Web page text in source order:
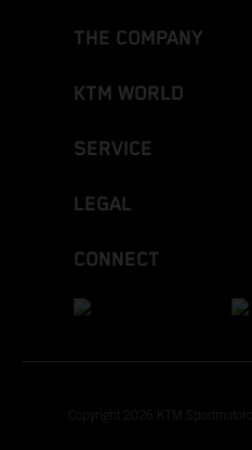
THE COMPANY
KTM WORLD
SERVICE
LEGAL
CONNECT
Copyright 2026 KTM